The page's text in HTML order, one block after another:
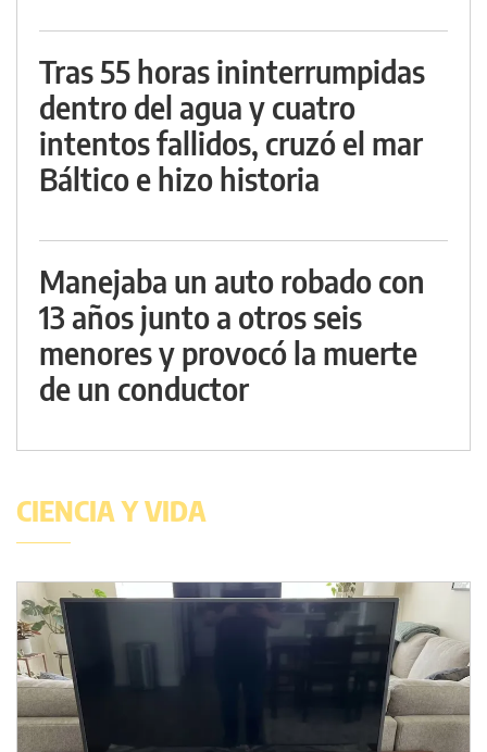
Tras 55 horas ininterrumpidas
dentro del agua y cuatro
intentos fallidos, cruzó el mar
Báltico e hizo historia
Manejaba un auto robado con
13 años junto a otros seis
menores y provocó la muerte
de un conductor
CIENCIA Y VIDA